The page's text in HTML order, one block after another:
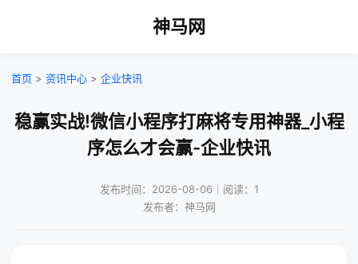
神马网
首页 > 资讯中心 > 企业快讯
稳赢实战!微信小程序打麻将专用神器_小程
序怎么才会赢-企业快讯
发布时间：2026-08-06｜阅读：1
发布者：神马网